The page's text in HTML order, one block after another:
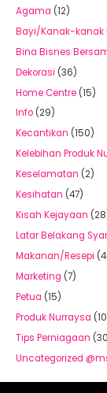
Agama (12)
Bayi/Kanak-kanak
Bina Bisnes
Dekorasi (36)
Home Centre (15)
Info (29)
Kecantikan (150)
Kelebihan Produk
Keselamatan (2)
Kesihatan (47)
Kisah Kejayaan
Latar Belakang
Makanan/Resepi
Marketing (7)
Petua (15)
Produk Nurraysa
Tips Perniagaan
Uncategorized